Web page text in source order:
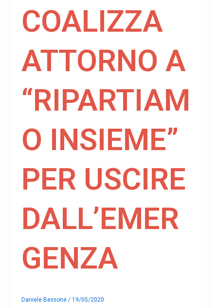
COALIZZA
ATTORNO A
“RIPARTIAM
O INSIEME”
PER USCIRE
DALL’EMER
GENZA
Daniele Bessone/19/05/2020